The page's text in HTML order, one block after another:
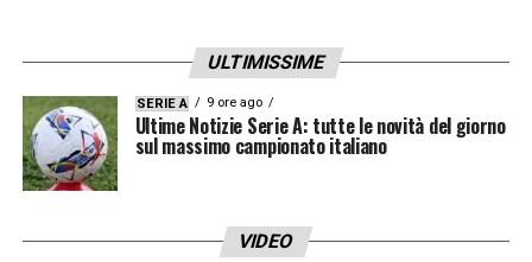
ULTIMISSIME
SERIE A 9 ore ago
Ultime Notizie Serie A: tutte le novità del giorno
sul massimo campionato italiano
VIDEO